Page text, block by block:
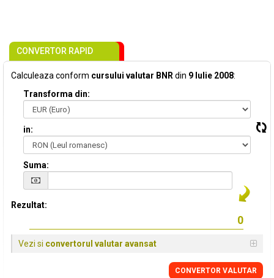
CONVERTOR RAPID
Calculeaza conform cursului valutar BNR din 9 Iulie 2008:
Transforma din:
in:
Suma:
Rezultat:
Vezi si convertorul valutar avansat
CONVERTOR VALUTAR